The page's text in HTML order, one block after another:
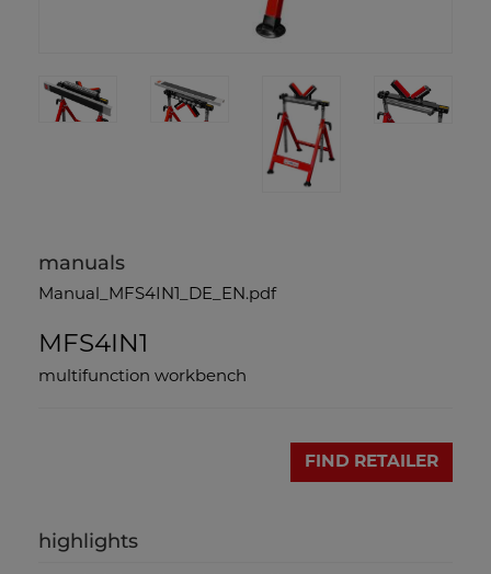
manuals
Manual_MFS4IN1_DE_EN.pdf
MFS4IN1
multifunction workbench
FIND RETAILER
highlights